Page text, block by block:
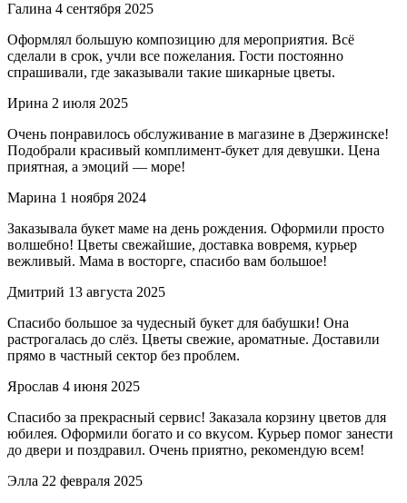
Галина 4 сентября 2025
Оформлял большую композицию для мероприятия. Всё
сделали в срок, учли все пожелания. Гости постоянно
спрашивали, где заказывали такие шикарные цветы.
Ирина 2 июля 2025
Очень понравилось обслуживание в магазине в Дзержинске!
Подобрали красивый комплимент-букет для девушки. Цена
приятная, а эмоций — море!
Марина 1 ноября 2024
Заказывала букет маме на день рождения. Оформили просто
волшебно! Цветы свежайшие, доставка вовремя, курьер
вежливый. Мама в восторге, спасибо вам большое!
Дмитрий 13 августа 2025
Спасибо большое за чудесный букет для бабушки! Она
растрогалась до слёз. Цветы свежие, ароматные. Доставили
прямо в частный сектор без проблем.
Ярослав 4 июня 2025
Спасибо за прекрасный сервис! Заказала корзину цветов для
юбилея. Оформили богато и со вкусом. Курьер помог занести
до двери и поздравил. Очень приятно, рекомендую всем!
Элла 22 февраля 2025